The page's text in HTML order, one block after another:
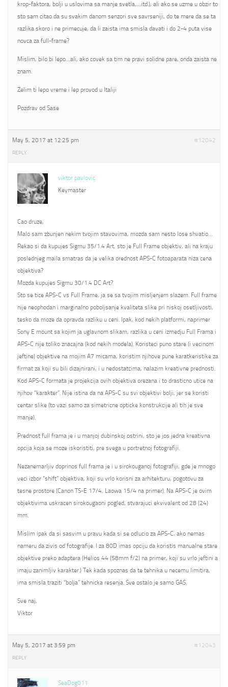
krop-faktora, bolji u uslovima sa manje svetla,…itd.), ali ako se uzme u obzir to
sto sam citao da su svakim danom senzori sve savrseniji, do te mere da se ta
razlika skoro i ne primecuje, da li zaista ima smisla davati i do 2-4 puta vise
novca za full-frame?
Mislim, bilo bi lepo…ali, ako covek sa tim ne pravi solidne pare, onda zaista ne
znam.
Zelim ti lepo vreme i lep provod u Italiji
Pozdrav od Sase
May 5, 2017 at 12:25 pm #12042
REPLY
viktor pavlovic
Keymaster
Cao druze,
Malo sam zbunjen nekim tvojim stavovima, mozda sam nesto lose shvatio…
Rekao si da kupujes Sigmu 35/1.4 Art, sto je Full Frame objektiv, ali na kraju
poslednjeg maila smatras da je velika orednost APS-C fotoaparata niza cena
objektiva?
Mozda kupujes Sigmu 30/1.4 DC Art?
Sto se tice APS-C vs Full Frame, ja se sa tvojim misljenjem slazem. Full frame
nije neophodan i marginalno poboljsanje kvaliteta slike pri niskoj osetljivosti,
tesko da moze da opravda razliku u ceni. Ipak, kod nekih platformi, naprimer
Sony E mount sa kojim ja uglavnom slikam, razlika u ceni izmedju Full Frama i
APS-C nije toliko znacajna (kod nekih modela). Koristeci puno stare (i vecinom
jeftine) objektive na mojim A7 micama, koristim njihove pune karatkeristike za
firmat za koji su bili dizajnirani, i u nedostatcima, nalazim kreativne prednosti.
Kod APS-C formata je projekcija ovih objektiva orezana i to drasticno utice na
njihov “karakter”. Nije istina da na APS-C su svi objektivi bolji, jer se koristi
centar slike (to vazi samo za simetricne opticke konstrukcije ali tih je sve
manje).
Prednost full frama je i u manjoj dubinskoj ostrini, sto je jos jedna kreativna
opcija koja se moze iskoristiti, pre svega u portretnoj fotografiji.
Nezanemarljiv doprinos full frama je i u sirokouganoj fotografiji, gde je mnogo
veci izbor “shift” objektiva, koji su vrlo korisni za arhitekturu, pogotovu za
tesne prostore (Canon TS-E 17/4, Laowa 15/4 na primer). Na APS-C je ovim
objektivima uskracen sirokougaoni pogled, stvarajuci ekvivalent od 28 (24)
mm.
Mislim ipak da si sasvim u pravu kada si se odlucio za APS-C, ako nemas
nameru da zivis od fotografije. I za 80D imas opciju da koristis manualne stare
objektive preko adaptera (Helios 44 (58mm f/2) na primer, koji su vrlo jeftini a
imaju zanimljiv karakter.) Tek kada spoznas da te tehnika u necemu limitira,
ima smisla traziti “bolja” tehnicka resenja. Sve ostalo je samo GAS.
Sve naj,
Viktor
May 5, 2017 at 3:59 pm #12043
REPLY
SeaDog011